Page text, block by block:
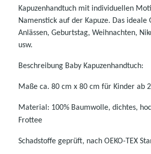
Kapuzenhandtuch mit individuellen
Namenstick auf der Kapuze. Das ideale
Anlässen, Geburtstag, Weihnachten,
usw.
Beschreibung Baby Kapuzenhandtuch:
Maße ca. 80 cm x 80 cm für Kinder ab
Material: 100% Baumwolle, dichtes,
Frottee
Schadstoffe geprüft, nach OEKO-TEX